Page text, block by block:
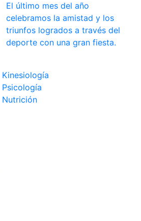
El último mes del año
celebramos la amistad y los
triunfos logrados a través del
deporte con una gran fiesta.
Kinesiología
Psicología
Nutrición